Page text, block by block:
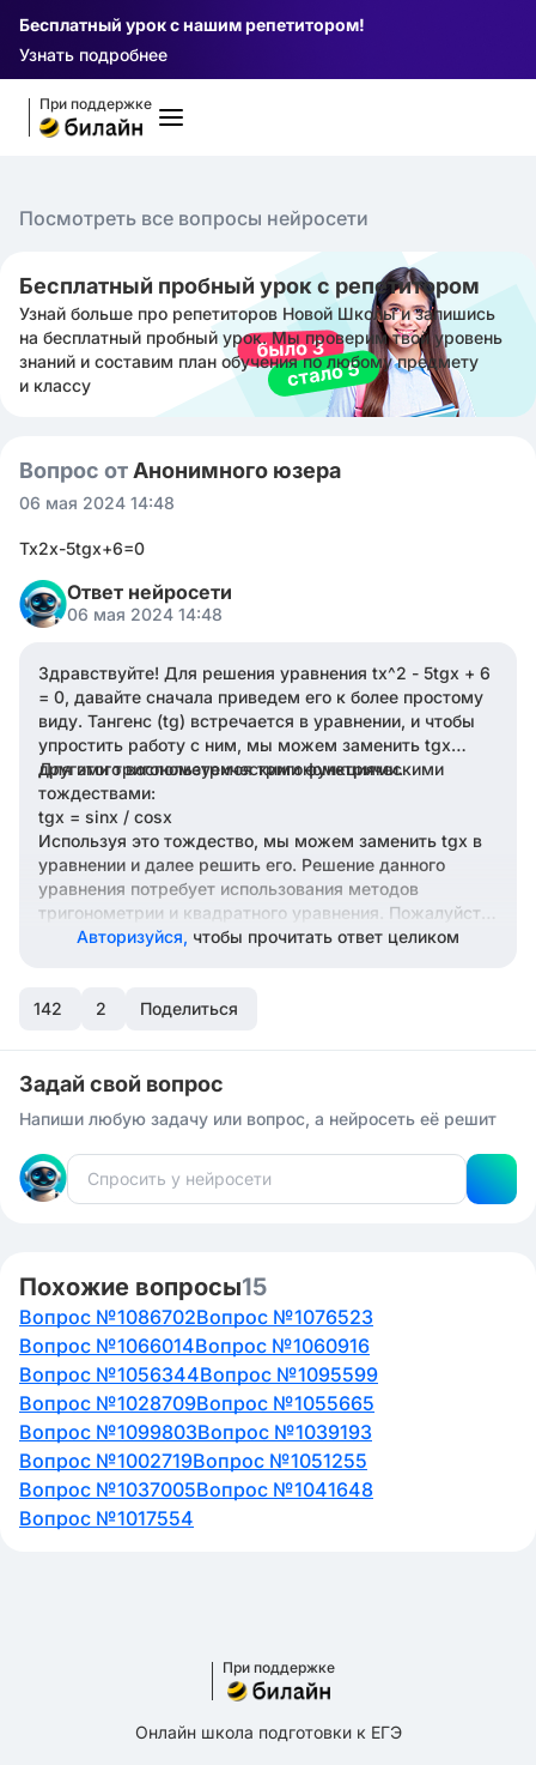
Бесплатный урок с нашим репетитором!
Узнать подробнее
При поддержке
Посмотреть все вопросы нейросети
Бесплатный пробный урок с репетитором
Узнай больше про репетиторов Новой Школы и запишись
на бесплатный пробный урок. Мы проверим твой уровень
знаний и составим план обучения по любому предмету
и классу
Вопрос от Анонимного юзера
06 мая 2024 14:48
Tx2x-5tgx+6=0
Ответ нейросети
06 мая 2024 14:48
Здравствуйте! Для решения уравнения tx^2 - 5tgx + 6
= 0, давайте сначала приведем его к более простому
виду. Тангенс (tg) встречается в уравнении, и чтобы
упростить работу с ним, мы можем заменить tgx
другими тригонометрическими функциями.
Для этого воспользуемся тригонометрическими
тождествами:
tgx = sinx / cosx
Используя это тождество, мы можем заменить tgx в
уравнении и далее решить его. Решение данного
уравнения потребует использования методов
тригонометрии и квадратного уравнения. Пожалуйста,
уделите время этому упражнению, чтобы найти корни
рад помочь! Удачи в решении задачи!
Авторизуйся, чтобы прочитать ответ целиком
142 2 Поделиться
Задай свой вопрос
Напиши любую задачу или вопрос, а нейросеть её решит
Похожие вопросы15
Вопрос №1086702Вопрос №1076523
Вопрос №1066014Вопрос №1060916
Вопрос №1056344Вопрос №1095599
Вопрос №1028709Вопрос №1055665
Вопрос №1099803Вопрос №1039193
Вопрос №1002719Вопрос №1051255
Вопрос №1037005Вопрос №1041648
Вопрос №1017554
При поддержке
Онлайн школа подготовки к ЕГЭ